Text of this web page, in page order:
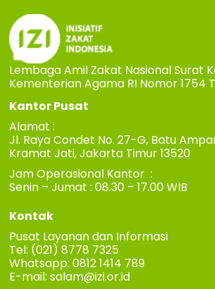
Lembaga Amil Zakat Nasional Surat
Kementerian Agama RI Nomor 1754
Kantor Pusat
Alamat :
Jl. Raya Condet No. 27-G, Batu
Kramat Jati, Jakarta Timur 13520
Jam Operasional Kantor :
Senin – Jumat : 08.30 – 17.00 WIB
Kontak
Pusat Layanan dan Informasi
Tel: (021) 8778 7325
Whatsapp: 0812 1414 789
E-mail:salam@izi.or.id